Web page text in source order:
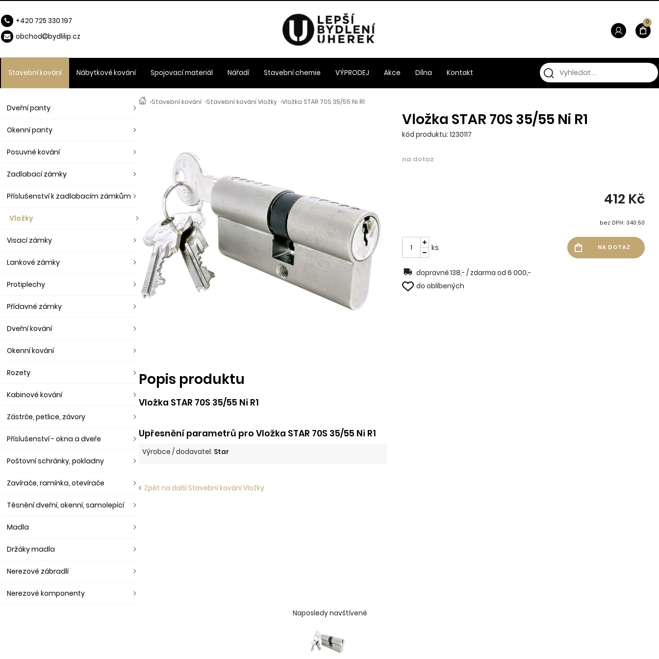
›Stavební kování ›Stavební kování Vložky ›Vložka STAR 70S 35/55 Ni R1
Vložka STAR 70S 35/55 Ni R1
kód produktu: 1230117
na dotaz
412 Kč
bez DPH: 340,50
ks
dopravné 138,- / zdarma od 6 000,-
do oblíbených
Popis produktu
Vložka STAR 70S 35/55 Ni R1
Upřesnění parametrů pro Vložka STAR 70S 35/55 Ni R1
Výrobce / dodavatel: Star
Zpět na další Stavební kování Vložky
Dveřní panty
Okenní panty
Posuvné kování
Zadlabací zámky
Příslušenství k zadlabacím zámkům
Vložky
Visací zámky
Lankové zámky
Protiplechy
Přídavné zámky
Dveřní kování
Okenní kování
Rozety
Kabinové kování
Zástrče, petlice, závory
Příslušenství - okna a dveře
Poštovní schránky, pokladny
Zavírače, ramínka, otevírače
Těsnění dveřní, okenní, samolepící
Madla
Držáky madla
Nerezové zábradlí
Nerezové komponenty
Stavební kování Nábytkové kování Spojovací materiál Nářadí Stavební chemie VÝPRODEJ Akce Dílna Kontakt
0
+420 725 330 197
obchod
bydlilip.cz
Naposledy navštívené